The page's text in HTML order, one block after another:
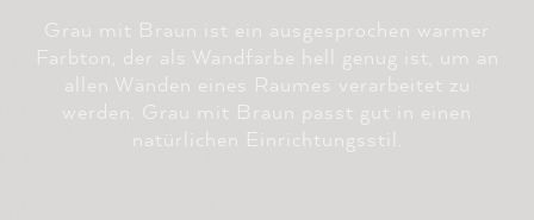
Grau mit Braun ist ein ausgesprochen warmer
Farbton, der als Wandfarbe hell genug ist, um an
allen Wänden eines Raumes verarbeitet zu
werden. Grau mit Braun passt gut in einen
natürlichen Einrichtungsstil.